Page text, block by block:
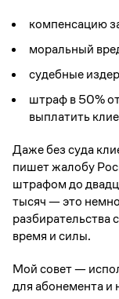
компенсацию
моральный
судебные
штраф в 50%
выплатить
Даже без суда
пишет жалобу
штрафом до
тысяч — это
разбирательства
время и силы.
Мой совет —
для абонемента и